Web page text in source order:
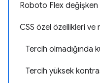
Roboto Flex değişken
CSS özel özellikleri ve
Tercih olmadığında
Tercih yüksek